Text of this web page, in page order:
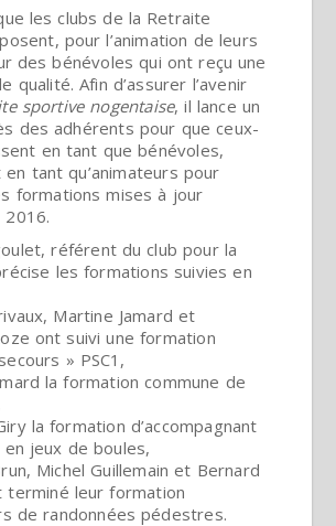
les clubs de la Retraite
pour l’animation de leurs
des bénévoles qui ont reçu une
qualité. Afin d’assurer l’avenir
sportive nogentaise, il lance un
des adhérents pour que ceux-
en tant que bénévoles,
tant qu’animateurs pour
formations mises à jour
référent du club pour la
les formations suivies en
Martine Jamard et
ont suivi une formation
» PSC1,
la formation commune de
la formation d’accompagnant
jeux de boules,
Michel Guillemain et Bernard
terminé leur formation
de randonnées pédestres.